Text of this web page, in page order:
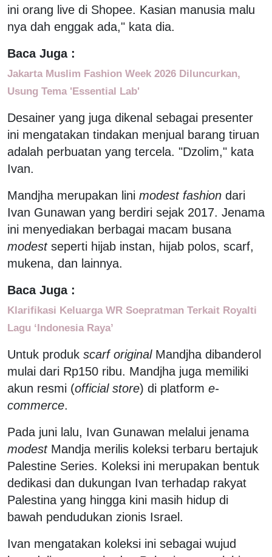
ini orang live di Shopee. Kasian manusia malu
nya dah enggak ada," kata dia.
Baca Juga :
Jakarta Muslim Fashion Week 2026 Diluncurkan,
Usung Tema 'Essential Lab'
Desainer yang juga dikenal sebagai presenter
ini mengatakan tindakan menjual barang tiruan
adalah perbuatan yang tercela. "Dzolim," kata
Ivan.
Mandjha merupakan lini modest fashion dari
Ivan Gunawan yang berdiri sejak 2017. Jenama
ini menyediakan berbagai macam busana
modestseperti hijab instan, hijab polos, scarf,
mukena, dan lainnya.
Baca Juga :
Klarifikasi Keluarga WR Soepratman Terkait Royalti
Lagu ‘Indonesia Raya’
Untuk produk scarf originalMandjha dibanderol
mulai dari Rp150 ribu. Mandjha juga memiliki
akun resmi (official store) di platform e-
commerce.
Pada juni lalu, Ivan Gunawan melalui jenama
modestMandja merilis koleksi terbaru bertajuk
Palestine Series. Koleksi ini merupakan bentuk
dedikasi dan dukungan Ivan terhadap rakyat
Palestina yang hingga kini masih hidup di
bawah pendudukan zionis Israel.
Ivan mengatakan koleksi ini sebagai wujud